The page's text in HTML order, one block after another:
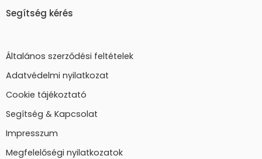
Segítség kérés
Általános szerződési feltételek
Adatvédelmi nyilatkozat
Cookie tájékoztató
Segítség & Kapcsolat
Impresszum
Megfelelőségi nyilatkozatok